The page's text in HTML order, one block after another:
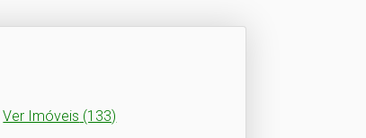
Ver Imóveis (133)